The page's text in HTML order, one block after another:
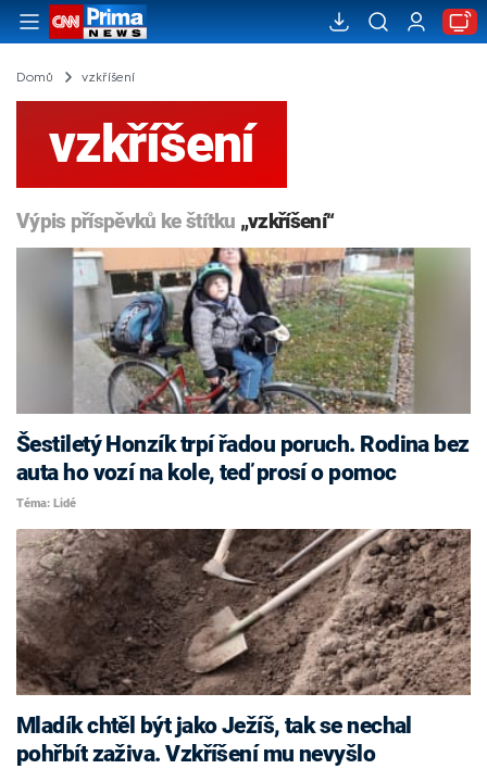
Domů vzkříšení
vzkříšení
Výpis příspěvků ke štítku „vzkříšení“
Šestiletý Honzík trpí řadou poruch. Rodina bez
auta ho vozí na kole, teď prosí o pomoc
Téma: Lidé
Mladík chtěl být jako Ježíš, tak se nechal
pohřbít zaživa. Vzkříšení mu nevyšlo